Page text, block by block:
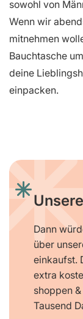
sowohl von
Wenn wir
mitnehmen
Bauchtasche
deine
einpacken.
Dann
über
einkaufst.
extra
shoppen
Tausend